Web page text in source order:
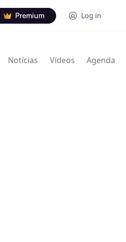
Premium Log in
Notícias Vídeos Agenda